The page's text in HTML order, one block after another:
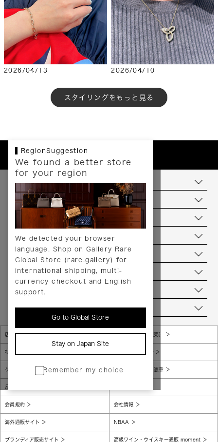
2026/04/13 2026/04/10
もっと見る
RegionSuggestion
We found a better store
for your region
We detected your browser
language. Shop on Gallery Rare
Global Store (rare.gallery) for
international shipping, multi-
currency checkout and English
support.
Go to Global Store
Stay on Japan Site
Remember my choice
お支払いについて
配送について
送料について
返品について
ヘルプ
お問い合わせ
当店について
店舗一覧 販売規約（店頭販売）
特定商取引法に基づく表示 個人情報保護方針
グローバルプライバシーポリシー コンプライアンス憲章
反社会的勢力に対する基本方針
会員規約 会社情報
海外通販サイト NBAA
ブランディア販売サイト 高級ワイン・ウイスキー通販 moment